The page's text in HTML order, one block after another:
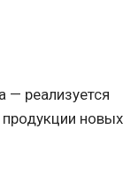
— реализуется
новых